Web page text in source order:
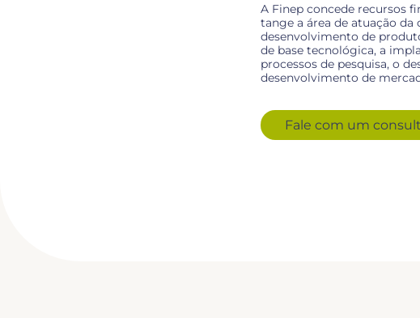
A Finep concede recursos
tange a área de atuação
desenvolvimento de
de base tecnológica, a
processos de pesquisa, o
desenvolvimento de
Fale com um